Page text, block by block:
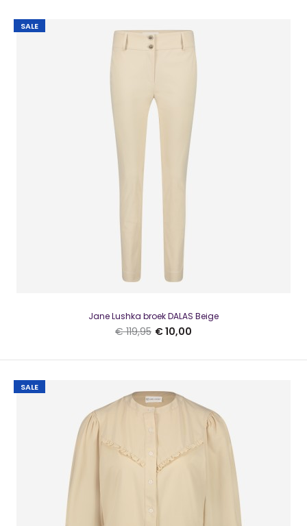
Jane Lushka REMI Top Green
€ 10,00
op maat - rekt niet meeMateriaal: 100% V..
SALE
Jane Lushka broek DALAS Beige
€ 119,95 € 10,00
SALE